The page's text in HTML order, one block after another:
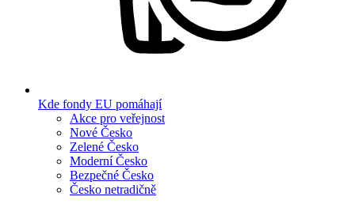
Kde fondy EU pomáhají
Akce pro veřejnost
Nové Česko
Zelené Česko
Moderní Česko
Bezpečné Česko
Česko netradičně